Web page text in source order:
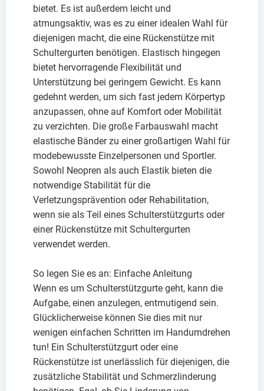
bietet. Es ist außerdem leicht und
atmungsaktiv, was es zu einer idealen Wahl für
diejenigen macht, die eine Rückenstütze mit
Schultergurten benötigen. Elastisch hingegen
bietet hervorragende Flexibilität und
Unterstützung bei geringem Gewicht. Es kann
gedehnt werden, um sich fast jedem Körpertyp
anzupassen, ohne auf Komfort oder Mobilität
zu verzichten. Die große Farbauswahl macht
elastische Bänder zu einer großartigen Wahl für
modebewusste Einzelpersonen und Sportler.
Sowohl Neopren als auch Elastik bieten die
notwendige Stabilität für die
Verletzungsprävention oder Rehabilitation,
wenn sie als Teil eines Schulterstützgurts oder
einer Rückenstütze mit Schultergurten
verwendet werden.
So legen Sie es an: Einfache Anleitung
Wenn es um Schulterstützgurte geht, kann die
Aufgabe, einen anzulegen, entmutigend sein.
Glücklicherweise können Sie dies mit nur
wenigen einfachen Schritten im Handumdrehen
tun! Ein Schulterstützgurt oder eine
Rückenstütze ist unerlässlich für diejenigen, die
zusätzliche Stabilität und Schmerzlinderung